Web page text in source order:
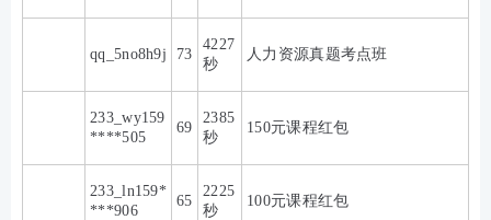
qq_5no8h9j 73
4227
秒
人力资源真题考点班
233_wy159
****505
69
2385
秒
150元课程红包
233_ln159*
***906
65
2225
秒
100元课程红包